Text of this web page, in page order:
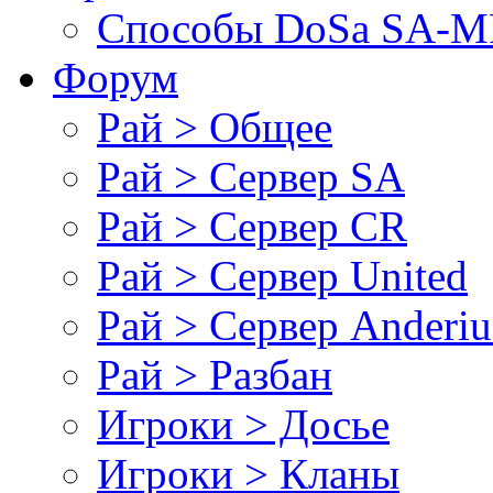
Cпособы DoSа SA-
Форум
Рай > Общее
Рай > Сервер SA
Рай > Сервер CR
Рай > Сервер United
Рай > Сервер
Рай > Разбан
Игроки > Досье
Игроки > Кланы